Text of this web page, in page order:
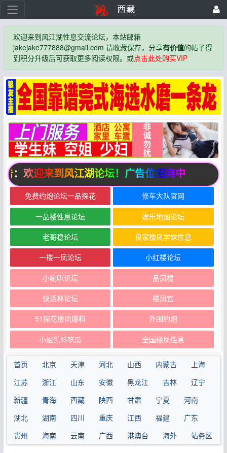
西藏
欢迎来到风江湖性息交流论坛，本站邮箱
jakejake777888@gmail.com 请收藏保存，分享有价值的帖子得
到积分升级后可获取更多阅读权限。或点击此处购买VIP
：欢迎来到风江湖论坛！广告位招商中
免费约炮论坛一品探花 修车大队官网
一品楼性息论坛 娱乐地图论坛
老哥稳论坛 良家楼凤学妹性息
一楼一凤论坛 小红楼论坛
小喇叭论坛 品凤楼
快活林论坛 楼凤宫
51探花楼凤爆料 外围约炮
小姐黑料吃瓜 全国楼凤性息
首页 北京 天津 河北 山西 内蒙古
上海
江苏
浙江 山东 安徽 黑龙江 吉林
辽宁
新疆
青海 西藏 陕西 甘肃 宁夏
河南
湖北
湖南 四川 重庆 江西 福建
广东
贵州
海南 云南 广西 港澳台 海外 站务区